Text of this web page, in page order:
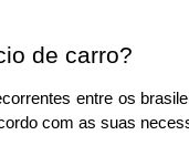
de carro?
entre os
com as suas